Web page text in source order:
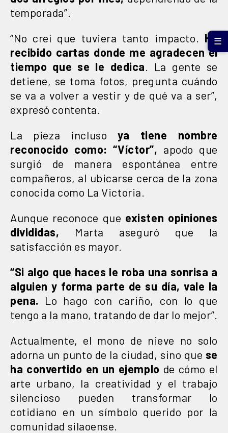
temporada”.
“No creí que tuviera tanto impacto. He
recibido cartas donde me agradecen el
tiempo que se le dedica . La gente se
detiene, se toma fotos, pregunta cuándo
se va a volver a vestir y de qué va a ser”,
expresó contenta.
La pieza inclusoya tiene nombre
reconocido como: “Víctor”, apodo que
surgió de manera espontánea entre
compañeros, al ubicarse cerca de la zona
conocida como La Victoria.
Aunque reconoce que existen opiniones
divididas, Marta aseguró que la
satisfacción es mayor.
“Si algo que haces le roba una sonrisa a
alguien y forma parte de su día, vale la
pena. Lo hago con cariño, con lo que
tengo a la mano, tratando de dar lo mejor”.
Actualmente, el mono de nieve no solo
adorna un punto de la ciudad, sino que se
ha convertido en un ejemplo de cómo el
arte urbano, la creatividad y el trabajo
silencioso pueden transformar lo
cotidiano en un símbolo querido por la
comunidad silaoense.
☰